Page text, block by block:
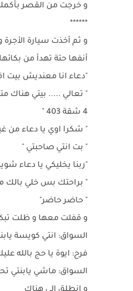
و خرجت من القصر
******
و ثم أخذت سيارة
أنفها حتة تهدأ من
"دعاء انا معنديش بيت
4 شقة 403 "
" شكرا اوي يا دعاء
" بت انتي صاحبتي "
"ربنا يخليكي يا دعاء
" براحتك بس خلي
" حاضر حاضر"
و قفلت معها و ظلت
السواق: انتي كويسة
فرح: ايوة يا حج بالله
السواق: ماشي يابنتي